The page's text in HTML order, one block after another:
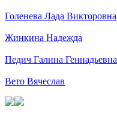
Голенева Лада Викторовна
Жинкина Надежда
Педич Галина Геннадьевна
Вето Вячеслав